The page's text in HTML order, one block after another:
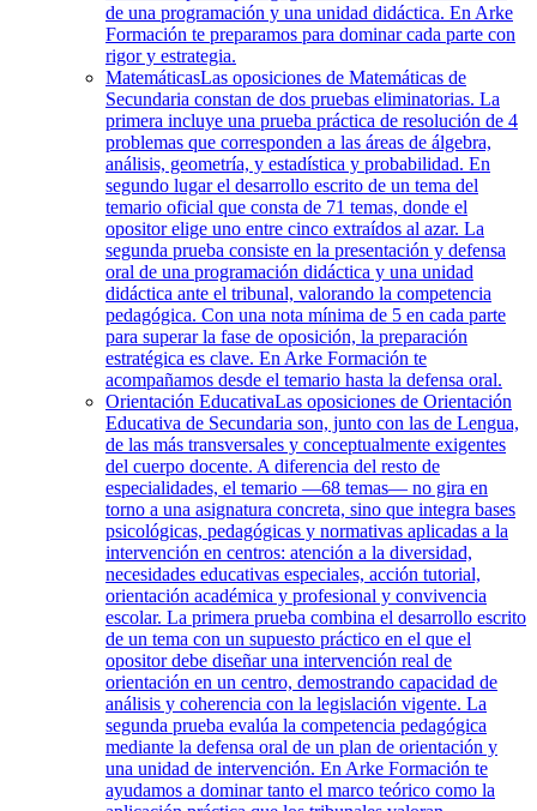
de una programación y una unidad didáctica. En Arke
Formación te preparamos para dominar cada parte con
rigor y estrategia.
MatemáticasLas oposiciones de Matemáticas de
Secundaria constan de dos pruebas eliminatorias. La
primera incluye una prueba práctica de resolución de 4
problemas que corresponden a las áreas de álgebra,
análisis, geometría, y estadística y probabilidad. En
segundo lugar el desarrollo escrito de un tema del
temario oficial que consta de 71 temas, donde el
opositor elige uno entre cinco extraídos al azar. La
segunda prueba consiste en la presentación y defensa
oral de una programación didáctica y una unidad
didáctica ante el tribunal, valorando la competencia
pedagógica. Con una nota mínima de 5 en cada parte
para superar la fase de oposición, la preparación
estratégica es clave. En Arke Formación te
acompañamos desde el temario hasta la defensa oral.
Orientación EducativaLas oposiciones de Orientación
Educativa de Secundaria son, junto con las de Lengua,
de las más transversales y conceptualmente exigentes
del cuerpo docente. A diferencia del resto de
especialidades, el temario —68 temas— no gira en
torno a una asignatura concreta, sino que integra bases
psicológicas, pedagógicas y normativas aplicadas a la
intervención en centros: atención a la diversidad,
necesidades educativas especiales, acción tutorial,
orientación académica y profesional y convivencia
escolar. La primera prueba combina el desarrollo escrito
de un tema con un supuesto práctico en el que el
opositor debe diseñar una intervención real de
orientación en un centro, demostrando capacidad de
análisis y coherencia con la legislación vigente. La
segunda prueba evalúa la competencia pedagógica
mediante la defensa oral de un plan de orientación y
una unidad de intervención. En Arke Formación te
ayudamos a dominar tanto el marco teórico como la